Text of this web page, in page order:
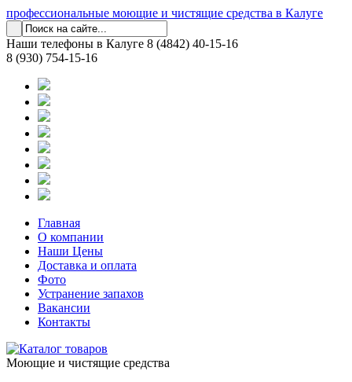
профессиональные моющие и чистящие средства в Калуге
Наши телефоны в Калуге 8 (4842) 40-15-16
8 (930) 754-15-16
Главная
О компании
Наши Цены
Доставка и оплата
Фото
Устранение запахов
Вакансии
Контакты
Моющие и чистящие средства